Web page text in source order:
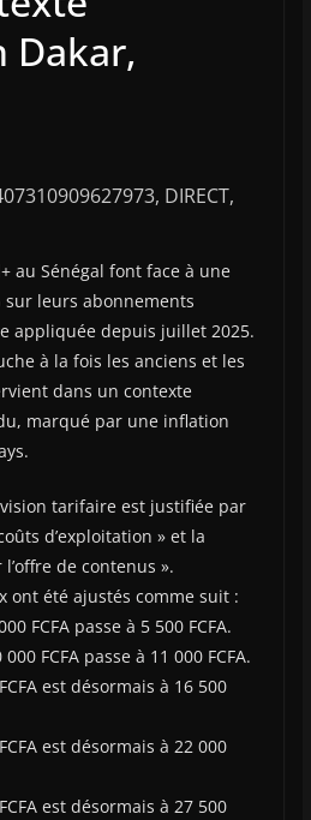
Dakar,
DIRECT,
au Sénégal font face à une
leurs abonnements
appliquée depuis juillet 2025.
à la fois les anciens et les
dans un contexte
marqué par une inflation
tarifaire est justifiée par
d’exploitation » et la
de contenus ».
ont été ajustés comme suit :
FCFA passe à 5 500 FCFA.
FCFA passe à 11 000 FCFA.
est désormais à 16 500
est désormais à 22 000
est désormais à 27 500